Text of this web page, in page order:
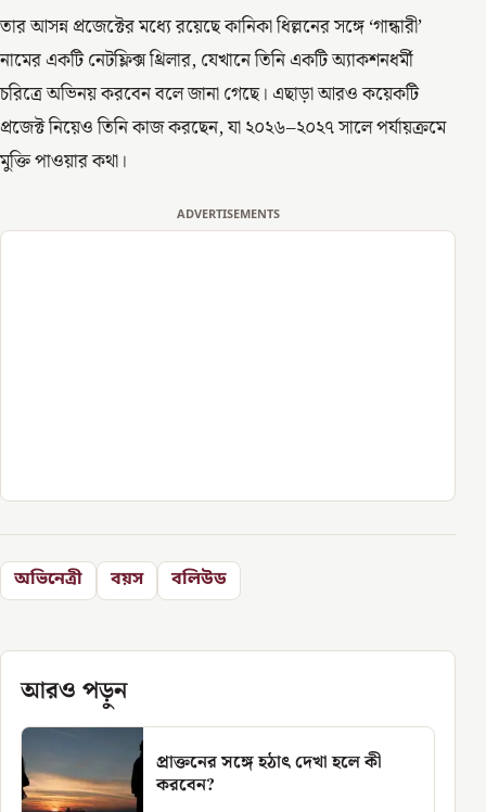
তার আসন্ন প্রজেক্টের মধ্যে রয়েছে কানিকা ধিল্লনের সঙ্গে ‘গান্ধারী’
নামের একটি নেটফ্লিক্স থ্রিলার, যেখানে তিনি একটি অ্যাকশনধর্মী
চরিত্রে অভিনয় করবেন বলে জানা গেছে। এছাড়া আরও কয়েকটি
প্রজেক্ট নিয়েও তিনি কাজ করছেন, যা ২০২৬–২০২৭ সালে পর্যায়ক্রমে
মুক্তি পাওয়ার কথা।
ADVERTISEMENTS
অভিনেত্রী বয়স বলিউড
আরও পড়ুন
প্রাক্তনের সঙ্গে হঠাৎ দেখা হলে কী
করবেন?